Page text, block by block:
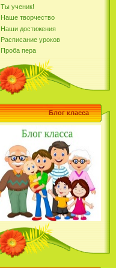
Ты ученик!
Наше творчество
Наши достижения
Расписание уроков
Проба пера
Блог класса